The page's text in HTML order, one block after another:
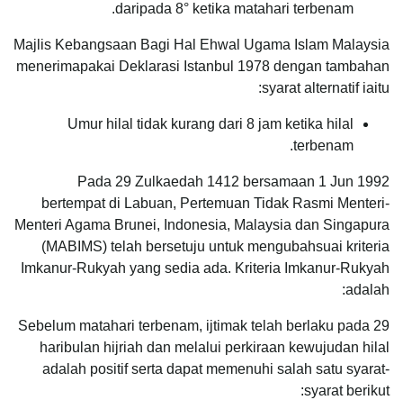
daripada 8° ketika matahari terbenam.
Majlis Kebangsaan Bagi Hal Ehwal Ugama Islam Malaysia
menerimapakai Deklarasi Istanbul 1978 dengan tambahan
syarat alternatif iaitu:
Umur hilal tidak kurang dari 8 jam ketika hilal
terbenam.
Pada 29 Zulkaedah 1412 bersamaan 1 Jun 1992
bertempat di Labuan, Pertemuan Tidak Rasmi Menteri-
Menteri Agama Brunei, Indonesia, Malaysia dan Singapura
(MABIMS) telah bersetuju untuk mengubahsuai kriteria
Imkanur-Rukyah yang sedia ada. Kriteria Imkanur-Rukyah
adalah:
Sebelum matahari terbenam, ijtimak telah berlaku pada 29
haribulan hijriah dan melalui perkiraan kewujudan hilal
adalah positif serta dapat memenuhi salah satu syarat-
syarat berikut: